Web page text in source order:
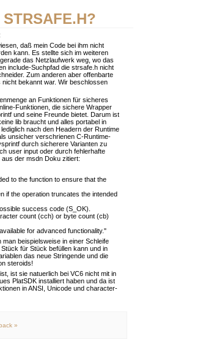
daß mein Code bei ihm nicht
kann. Es stellte sich im weiteren
das Netzlaufwerk weg, wo das
include-Suchpfad die strsafe.h nicht
Zum anderen aber offenbarte
bekannt war. Wir beschlossen
an Funktionen für sicheres
Funktionen, die sichere Wrapper
und seine Freunde bietet. Darum ist
lib braucht und alles portabel in
nach den Headern der Runtime
unsicher verschrienen C-Runtime-
durch sicherere Varianten zu
user input oder durch fehlerhafte
der msdn Doku zitiert:
to the function to ensure that the
if the operation truncates the intended
success code (S_OK).
count (cch) or byte count (cb)
for advanced functionality."
beispielsweise in einer Schleife
für Stück befüllen kann und in
das neue Stringende und die
steroids!
ist sie natuerlich bei VC6 nicht mit in
PlatSDK installiert haben und da ist
in ANSI, Unicode und character-
»